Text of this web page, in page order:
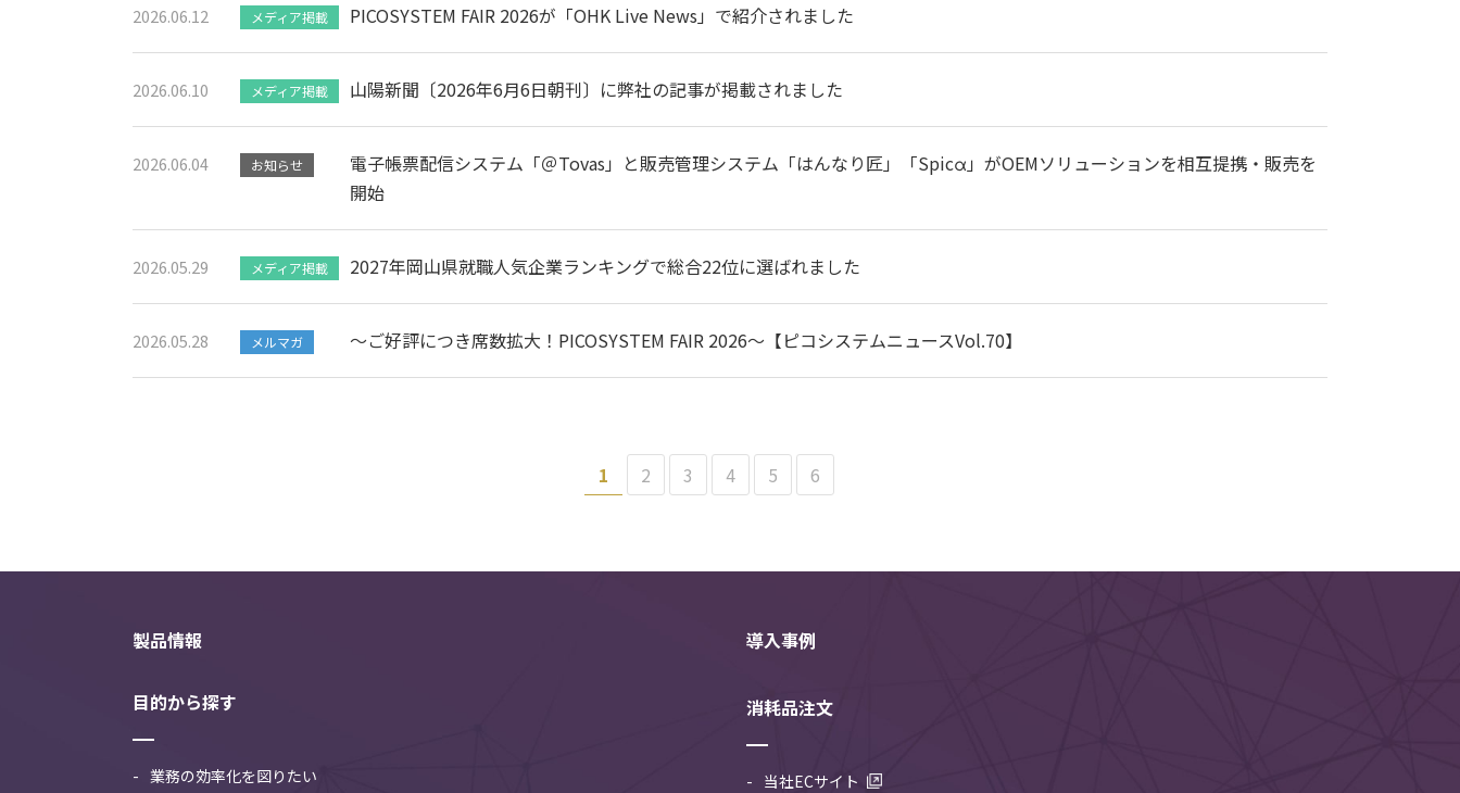
2026.06.12 メディア掲載 PICOSYSTEM FAIR 2026が「OHK Live News」で紹介されました
2026.06.10 メディア掲載 山陽新聞〔2026年6月6日朝刊〕に弊社の記事が掲載されました
2026.06.04 お知らせ
電子帳票配信システム「＠Tovas」と販売管理システム「はんなり匠」「Spicα」がOEMソリューションを相互提携・販売を
開始
2026.05.29 メディア掲載 2027年岡山県就職人気企業ランキングで総合22位に選ばれました
2026.05.28 メルマガ ～ご好評につき席数拡大！PICOSYSTEM FAIR 2026～【ピコシステムニュースVol.70】
1 2 3 4 5 6
製品情報
目的から探す
業務の効率化を図りたい
導入事例
消耗品注文
当社ECサイト